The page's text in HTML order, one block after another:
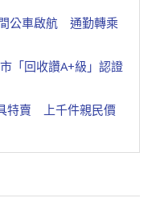
公車啟航 通勤轉乘
「回收讚A+級」認證
特賣 上千件親民價